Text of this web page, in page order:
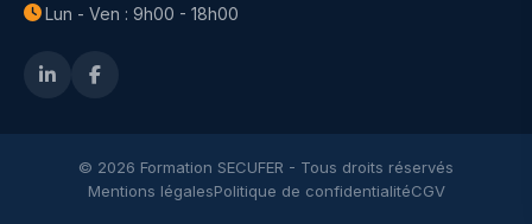
Lun - Ven : 9h00 - 18h00
© 2026 Formation SECUFER - Tous droits réservés
Mentions légalesPolitique de confidentialitéCGV